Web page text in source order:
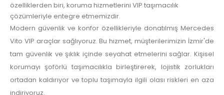
özelliklerden biri, koruma hizmetlerini VIP taşımacılık
çözümleriyle entegre etmemizdir.
Modern güvenlik ve konfor özellikleriyle donatılmış Mercedes
Vito VIP araçlar sağlıyoruz. Bu hizmet, müşterilerimizin İzmir'de
tam güvenlik ve şıklık içinde seyahat etmelerini sağlar. Kişisel
korumayı şoförlü taşımacılıkla birleştirerek, lojistik zorlukları
ortadan kaldırıyor ve toplu taşımayla ilgili olası riskleri en aza
indiriyoruz.